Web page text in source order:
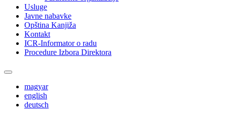
Usluge
Javne nabavke
Opština Kanjiža
Kontakt
ICR-Informator o radu
Procedure Izbora Direktora
magyar
english
deutsch